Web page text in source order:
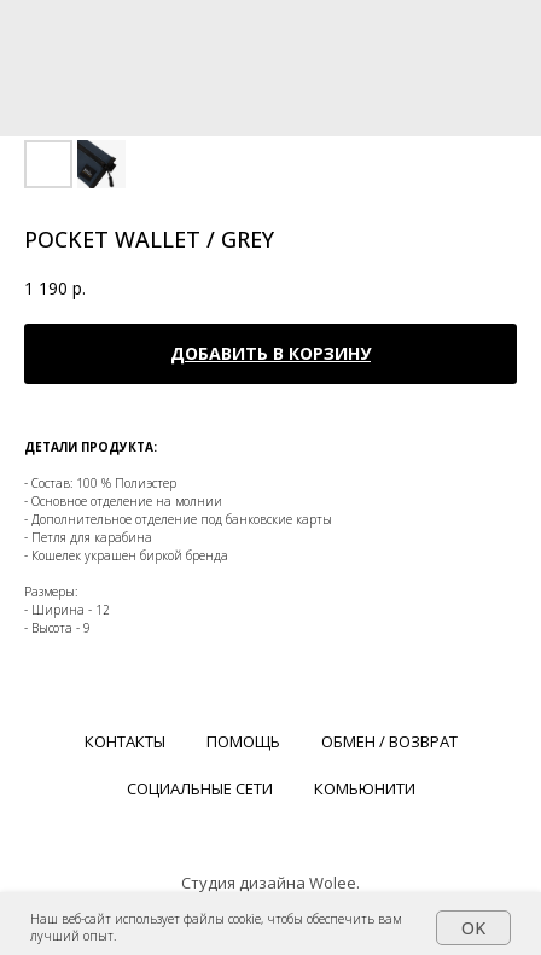
POCKET WALLET / GREY
1 190 р.
ДОБАВИТЬ В КОРЗИНУ
ДЕТАЛИ ПРОДУКТА:
- Состав: 100 % Полиэстер
- Основное отделение на молнии
- Дополнительное отделение под банковские карты
- Петля для карабина
- Кошелек украшен биркой бренда
Размеры:
- Ширина - 12
- Высота - 9
Наш веб-сайт использует файлы cookie, чтобы обеспечить вам
лучший опыт.
OK
КОНТАКТЫ ПОМОЩЬ ОБМЕН / ВОЗВРАТ
СОЦИАЛЬНЫЕ СЕТИ КОМЬЮНИТИ
Студия дизайна Wolee.